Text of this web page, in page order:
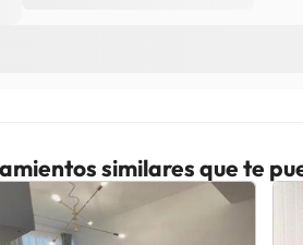
similares que te